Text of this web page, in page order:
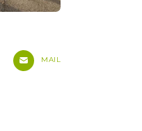
MAIL